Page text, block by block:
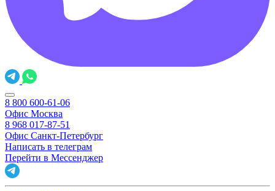
8 800 600-61-06
Офис Москва
8 968 017-87-51
Офис Санкт-Петербург
Написать в телеграм
Перейти в Мессенджер